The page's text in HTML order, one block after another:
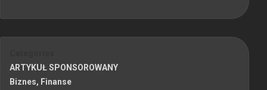
ARTYKUŁ SPONSOROWANY
Biznes, Finanse